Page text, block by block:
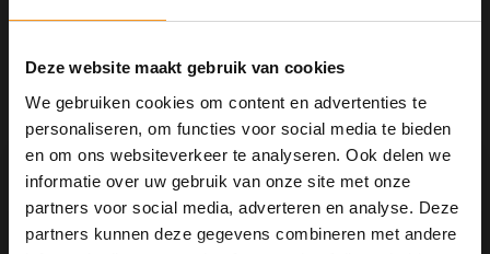
Deze website maakt gebruik van cookies
We gebruiken cookies om content en advertenties te
personaliseren, om functies voor social media te bieden
en om ons websiteverkeer te analyseren. Ook delen we
informatie over uw gebruik van onze site met onze
partners voor social media, adverteren en analyse. Deze
partners kunnen deze gegevens combineren met andere
Informatie
Maak je haar zichtbaar dikker
Voor normaal tot dun uitziend, fijn en natuurlijk haar.
Deze volumegevende shampoo helpt bij het verwijderen van
talg (dat de haarfollikels verstopt), vetzuren en ophoping van
residu van de hoofdhuid en uit het haar. Reinigt om te zorgen
voor dikker uitziend haar.
Gebruik
Zachtjes inmasseren op hoofdhuid en haar.
Gedurende 1 minuut laten schuimen.